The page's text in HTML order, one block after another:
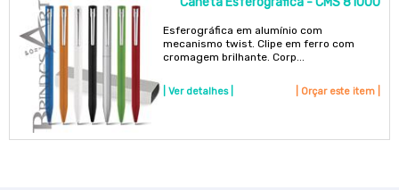
Esferográfica em alumínio com
mecanismo twist. Clipe em ferro com
cromagem brilhante. Corp...
| Ver detalhes | | Orçar este item |